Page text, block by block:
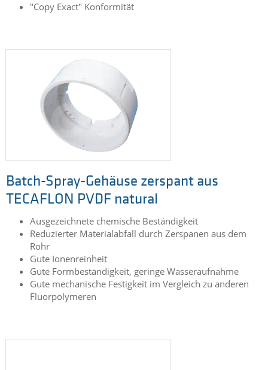
"Copy Exact" Konformität
Batch-Spray-Gehäuse zerspant aus
TECAFLON PVDF natural
Ausgezeichnete chemische Beständigkeit
Reduzierter Materialabfall durch Zerspanen aus dem
Rohr
Gute Ionenreinheit
Gute Formbeständigkeit, geringe Wasseraufnahme
Gute mechanische Festigkeit im Vergleich zu anderen
Fluorpolymeren